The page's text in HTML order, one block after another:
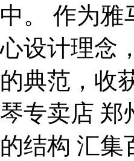
中。 作为雅
心设计理念
的典范，收
琴专卖店 郑
的结构 汇集